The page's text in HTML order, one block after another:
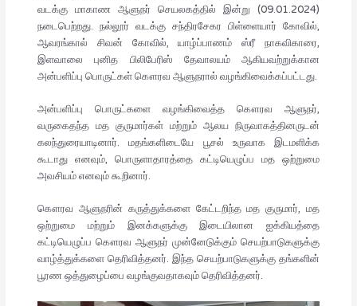
வடக்கு மாகாண ஆளுநர் செயலகத்தில் இன்று (09.01.2024)
நடைபெற்றது. நல்லூர் வடக்கு சந்திரசேகர பிள்ளையார் கோவில்,
ஆவரங்கால் சிவன் கோவில், யாழ்ப்பாணம் ஸ்ரீ நாகவிகாரை,
இளவாலை புனித பிலிபேரிஸ் தேவாலயம் ஆகியவற்றுக்கான
அன்பளிப்பு பொருட்கள் கௌரவ ஆளுநரால் வழங்கிவைக்கப்பட்டது.
அன்பளிப்பு பொருட்களை வழங்கிவைத்த கௌரவ ஆளுநர்,
வருகைதந்த மத குருமார்கள் மற்றும் ஆலய நிருவாகத்தினருடன்
கலந்துரையாடினார். மதங்களிடையே பூசல் உருவாக இடமளிக்க
கூடாது எனவும், பொருளாதாரத்தை கட்டியெழுப்ப மத ஒற்றுமை
அவசியம் எனவும் கூறினார்.
கௌரவ ஆளுநரின் கருத்துக்களை கேட்டறிந்த மத குருமார், மத
ஒற்றுமை மற்றும் இனக்களுக்கு இடையிலான ஐக்கியத்தை
கட்டியெழுப்ப கௌரவ ஆளுநர் முன்னேடுக்கும் செயற்பாடுகளுக்கு
வாழ்த்துக்களை தெரிவித்தனர். இந்த செயற்பாடுகளுக்கு தங்களின்
பூரண ஒத்துழைப்பை வழங்குவதாகவும் தெரிவித்தனர்.